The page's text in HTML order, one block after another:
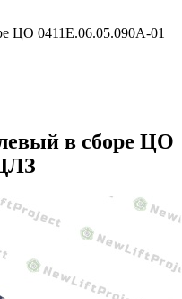
ЦО 0411Е.06.05.090А-01
в сборе ЦО